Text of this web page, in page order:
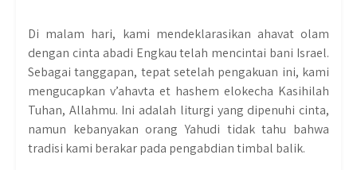
Di malam hari, kami mendeklarasikan ahavat olam
dengan cinta abadi Engkau telah mencintai bani Israel.
Sebagai tanggapan, tepat setelah pengakuan ini, kami
mengucapkan v’ahavta et hashem elokecha Kasihilah
Tuhan, Allahmu. Ini adalah liturgi yang dipenuhi cinta,
namun kebanyakan orang Yahudi tidak tahu bahwa
tradisi kami berakar pada pengabdian timbal balik.